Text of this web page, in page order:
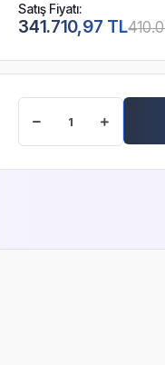
Satış Fiyatı:
341.710,97 TL